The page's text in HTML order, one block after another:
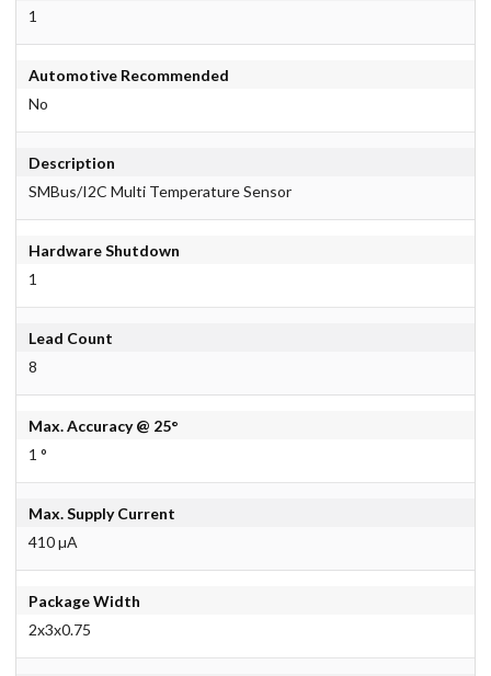
1
Automotive Recommended
No
Description
SMBus/I2C Multi Temperature Sensor
Hardware Shutdown
1
Lead Count
8
Max. Accuracy @ 25°
1 °
Max. Supply Current
410 µA
Package Width
2x3x0.75